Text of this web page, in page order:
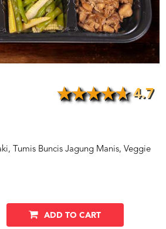
4.7
Tumis Buncis Jagung Manis, Veggie
ADD TO CART